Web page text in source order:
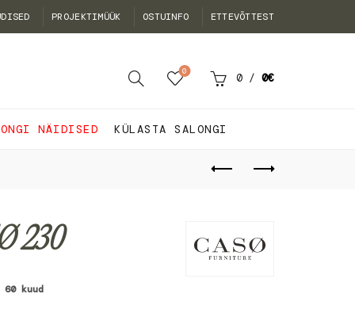
PROJEKTIMÜÜK OSTUINFO ETTEVÕTTEST
0
0 / 0€
NÄIDISED KÜLASTA SALONGI
230
kuud